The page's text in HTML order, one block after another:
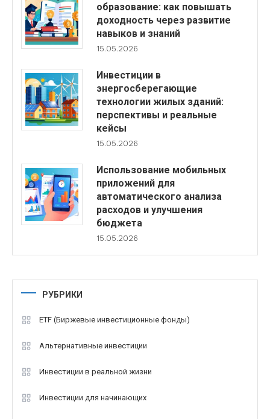
образование: как повышать
доходность через развитие
навыков и знаний
15.05.2026
Инвестиции в
энергосберегающие
технологии жилых зданий:
перспективы и реальные
кейсы
15.05.2026
Использование мобильных
приложений для
автоматического анализа
расходов и улучшения
бюджета
15.05.2026
РУБРИКИ
ETF (Биржевые инвестиционные фонды)
Альтернативные инвестиции
Инвестиции в реальной жизни
Инвестиции для начинающих